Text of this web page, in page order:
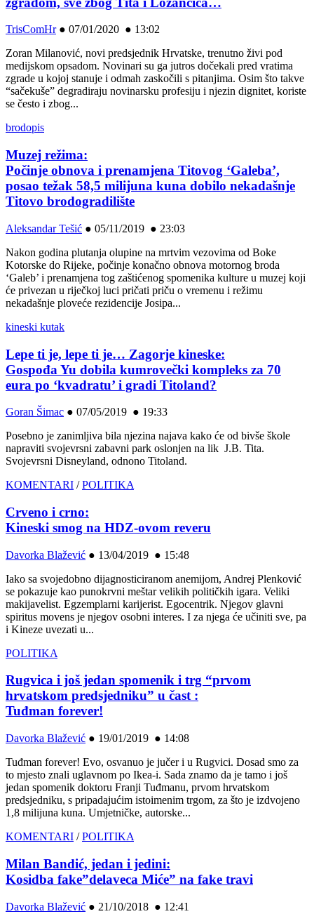
TrisComHr● 07/01/2020 ● 13:02
Zoran Milanović, novi predsjednik Hrvatske, trenutno živi pod
medijskom opsadom. Novinari su ga jutros dočekali pred vratima
zgrade u kojoj stanuje i odmah zaskočili s pitanjima. Osim što takve
“sačekuše” degradiraju novinarsku profesiju i njezin dignitet, koriste
se često i zbog...
brodopis
Muzej režima:
Počinje obnova i prenamjena Titovog ‘Galeba’,
posao težak 58,5 milijuna kuna dobilo nekadašnje
Titovo brodogradilište
Aleksandar Tešić ● 05/11/2019 ● 23:03
Nakon godina plutanja olupine na mrtvim vezovima od Boke
Kotorske do Rijeke, počinje konačno obnova motornog broda
‘Galeb’ i prenamjena tog zaštićenog spomenika kulture u muzej koji
će privezan u riječkoj luci pričati priču o vremenu i režimu
nekadašnje ploveće rezidencije Josipa...
kineski kutak
Lepe ti je, lepe ti je… Zagorje kineske:
Gospođa Yu dobila kumrovečki kompleks za 70
eura po ‘kvadratu’ i gradi Titoland?
Goran Šimac ● 07/05/2019 ● 19:33
Posebno je zanimljiva bila njezina najava kako će od bivše škole
napraviti svojevrsni zabavni park oslonjen na lik J.B. Tita.
Svojevrsni Disneyland, odnono Titoland.
KOMENTARI /POLITIKA
Crveno i crno:
Kineski smog na HDZ-ovom reveru
Davorka Blažević ● 13/04/2019 ● 15:48
Iako sa svojedobno dijagnosticiranom anemijom, Andrej Plenković
se pokazuje kao punokrvni meštar velikih političkih igara. Veliki
makijavelist. Egzemplarni karijerist. Egocentrik. Njegov glavni
spiritus movens je njegov osobni interes. I za njega će učiniti sve, pa
i Kineze uvezati u...
POLITIKA
Rugvica i još jedan spomenik i trg “prvom
hrvatskom predsjedniku” u čast :
Tuđman forever!
Davorka Blažević ● 19/01/2019 ● 14:08
Tuđman forever! Evo, osvanuo je jučer i u Rugvici. Dosad smo za
to mjesto znali uglavnom po Ikea-i. Sada znamo da je tamo i još
jedan spomenik doktoru Franji Tuđmanu, prvom hrvatskom
predsjedniku, s pripadajućim istoimenim trgom, za što je izdvojeno
1,8 milijuna kuna. Umjetničke, autorske...
KOMENTARI /POLITIKA
Milan Bandić, jedan i jedini:
Kosidba fake”delaveca Miće” na fake travi
Davorka Blažević ● 21/10/2018 ● 12:41